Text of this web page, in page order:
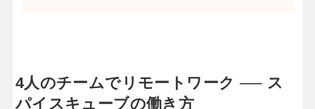
4人のチームでリモートワーク ── ス
パイスキューブの働き方